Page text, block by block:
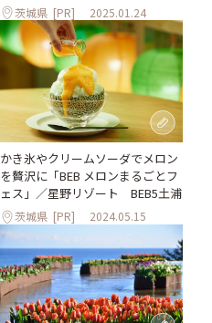
茨城県 [PR] 2025.01.24
かき氷やクリームソーダでメロン
を贅沢に「BEB メロンまるごとフ
ェス」／星野リゾート BEB5⼟浦
茨城県 [PR] 2024.05.15